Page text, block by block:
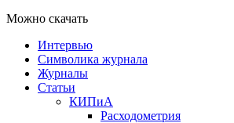
Можно скачать
Интервью
Символика журнала
Журналы
Статьи
КИПиА
Расходометрия